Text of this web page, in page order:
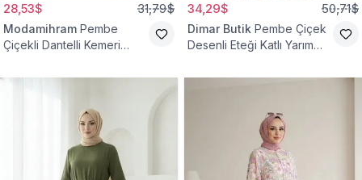
28,53$ 31,79$
Modamihram Pembe
Çiçekli Dantelli Kemeri
34,29$ 50,71$
Dimar Butik Pembe Çiçek
Desenli Eteği Katlı Yarım